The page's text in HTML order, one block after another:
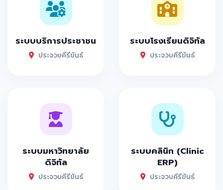
ระบบบริการประชาชน
ประจวบคีรีขันธ์
ระบบโรงเรียนดิจิทัล
ประจวบคีรีขันธ์
ระบบมหาวิทยาลัย
ดิจิทัล
ประจวบคีรีขันธ์
ระบบคลินิก (Clinic
ERP)
ประจวบคีรีขันธ์